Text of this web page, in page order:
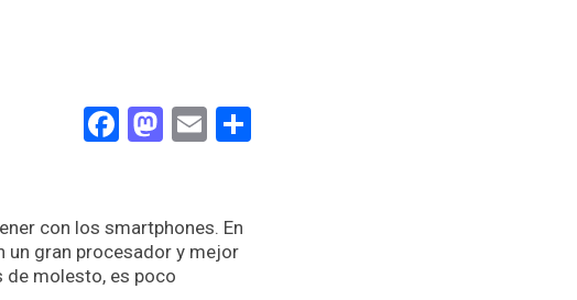
Facebook
Mastodon
Email
con los smartphones. En
un gran procesador y mejor
de molesto, es poco